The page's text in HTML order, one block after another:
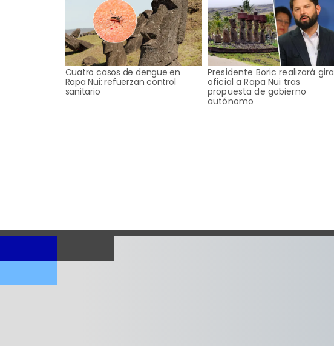
Cuatro casos de dengue en
Rapa Nui: refuerzan control
sanitario
Presidente Boric realizará gira
oficial a Rapa Nui tras
propuesta de gobierno
autónomo